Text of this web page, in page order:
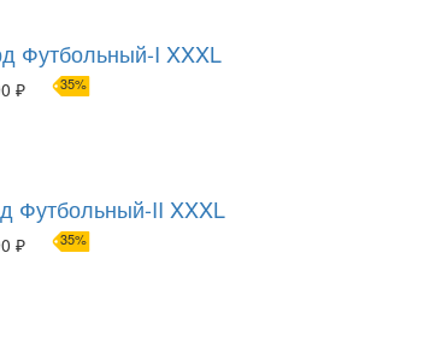
Футбольный-I XXXL
₽ 35%
Футбольный-II XXXL
₽ 35%